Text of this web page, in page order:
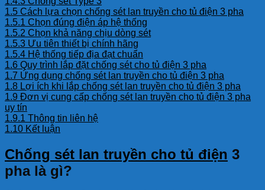
1.5 Cách lựa chọn chống sét lan truyền cho tủ điện 3 pha
1.5.1 Chọn đúng điện áp hệ thống
1.5.2 Chọn khả năng chịu dòng sét
1.5.3 Ưu tiên thiết bị chính hãng
1.5.4 Hệ thống tiếp địa đạt chuẩn
1.6 Quy trình lắp đặt chống sét cho tủ điện 3 pha
1.7 Ứng dụng chống sét lan truyền cho tủ điện 3 pha
1.8 Lợi ích khi lắp chống sét lan truyền cho tủ điện 3 pha
1.9 Đơn vị cung cấp chống sét lan truyền cho tủ điện 3 pha
uy tín
1.9.1 Thông tin liên hệ
1.10 Kết luận
Chống sét lan truyền cho tủ điện 3
pha là gì?